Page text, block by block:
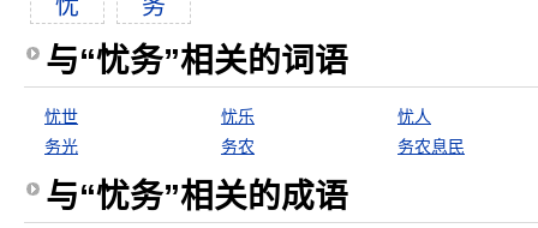
忧 务
与“忧务”相关的词语
忧世 忧乐
忧人
务光
务农 务农息民
与“忧务”相关的成语